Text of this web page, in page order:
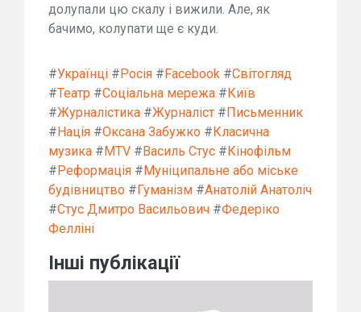
долупали цю скалу і вижили. Але, як
бачимо, колупати ще є куди.
#Українці #Росія #Facebook #Світогляд
#Театр #Соціальна мережа #Київ
#Журналістика #Журналіст #Письменник
#Нація #Оксана Забужко #Класична
музика #MTV #Василь Стус #Кінофільм
#Реформація #Муніципальне або міське
будівництво #Гуманізм #Анатолій Анатоліч
#Стус Дмитро Васильович #Федеріко
Фелліні
Інші публікації